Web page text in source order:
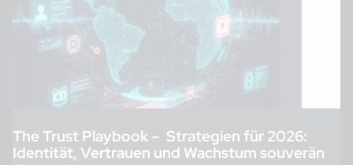
The Trust Playbook – Strategien für 2026:
Identität, Vertrauen und Wachstum souverän